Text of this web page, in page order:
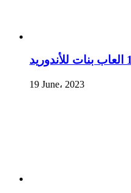
19 June، 2023